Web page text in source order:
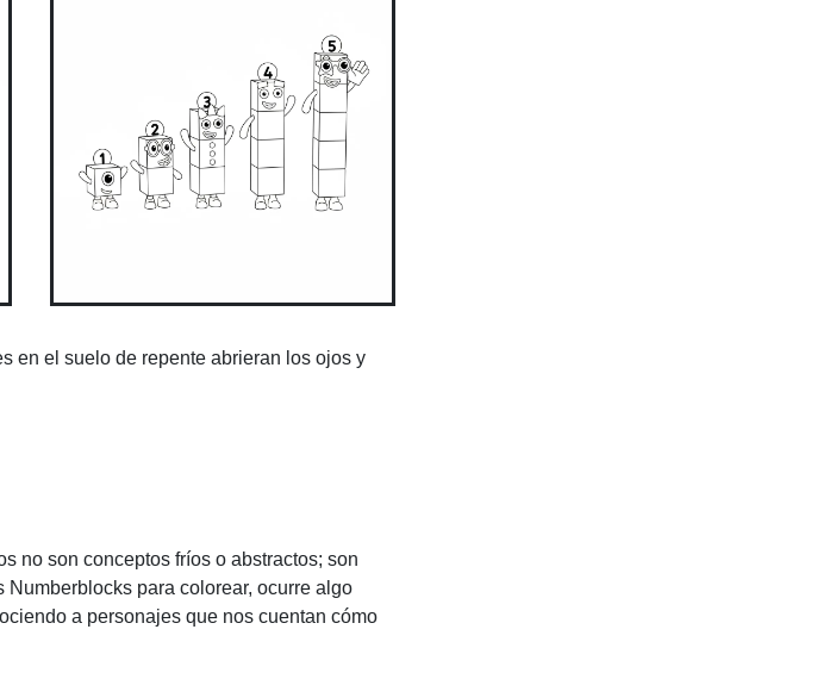
en el suelo de repente abrieran los ojos y
no son conceptos fríos o abstractos; son
para colorear, ocurre algo
a personajes que nos cuentan cómo